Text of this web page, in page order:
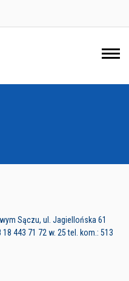
Sączu, ul. Jagiellońska 61
443 71 72 w. 25 tel. kom.: 513
Sączu